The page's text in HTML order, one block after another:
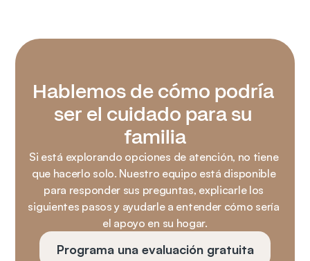
Hablemos de cómo podría
ser el cuidado para su
familia
Si está explorando opciones de atención, no tiene
que hacerlo solo. Nuestro equipo está disponible
para responder sus preguntas, explicarle los
siguientes pasos y ayudarle a entender cómo sería
el apoyo en su hogar.
Programa una evaluación gratuita